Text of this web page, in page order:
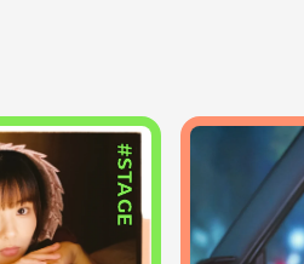
#STAGE